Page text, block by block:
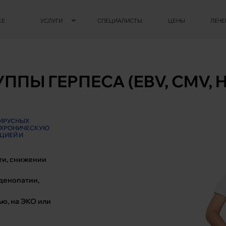
УСЛУГИ СПЕЦИАЛИСТЫ ЦЕНЫ
ГЕРПЕСА (EBV, CMV,
И
снижении
на ЭКО или